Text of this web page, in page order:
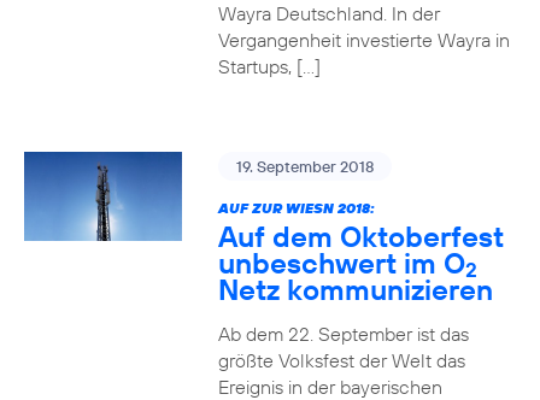
Wayra Deutschland. In der
Vergangenheit investierte Wayra in
Startups, […]
19. September 2018
AUF ZUR WIESN 2018:
Auf dem Oktoberfest
unbeschwert im O2
Netz kommunizieren
Ab dem 22. September ist das
größte Volksfest der Welt das
Ereignis in der bayerischen